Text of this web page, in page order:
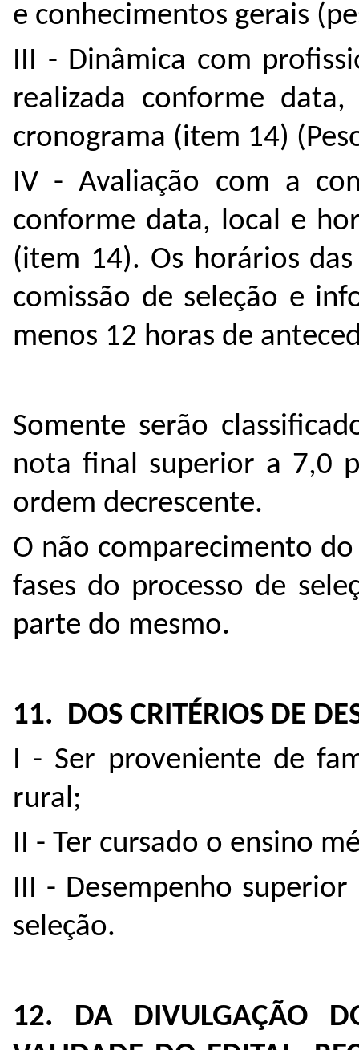
e conhecimentos gerais
III - Dinâmica com
realizada conforme
cronograma (item 14)
IV - Avaliação com a
conforme data, local e
(item 14). Os horários
comissão de seleção e
menos 12 horas de
Somente serão
nota final superior a 7,0
ordem decrescente.
O não comparecimento
fases do processo de
parte do mesmo.
11. DOS CRITÉRIOS DE
I - Ser proveniente de
rural;
II - Ter cursado o ensino
III - Desempenho
seleção.
12. DA DIVULGAÇÃO